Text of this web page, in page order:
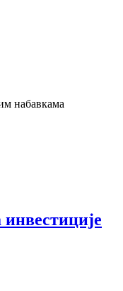
набавкама